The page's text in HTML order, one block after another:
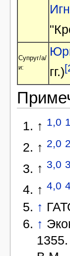
Супруг/а/
и:
гг.)
↑ 1,0
↑ 2,0
↑3,0
↑4,0
↑
↑